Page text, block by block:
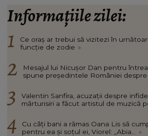
Informațiile zilei:
Ce oraș ar trebui să vizitezi în
funcție de zodie »
Mesajul lui Nicușor Dan pentru
spune președintele României despre
Valentin Sanfira, acuzații despre
mărturisiri a făcut artistul de muzică
Cu câți bani a rămas Oana Lis să
pentru ea și soțul ei, Viorel: „Abia...
»